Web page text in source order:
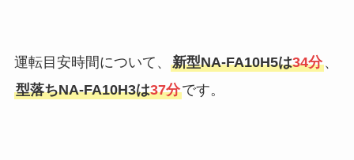
運転目安時間について、 新型NA-FA10H5は34分、
型落ちNA-FA10H3は37分です。